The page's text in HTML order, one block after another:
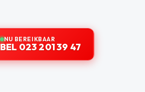
NU BEREIKBAAR
BEL 023 201 39 47